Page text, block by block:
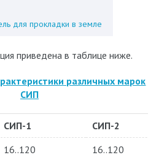
для прокладки в земле
приведена в таблице ниже.
различных марок
СИП
СИП-1 СИП-2
16..120 16..120